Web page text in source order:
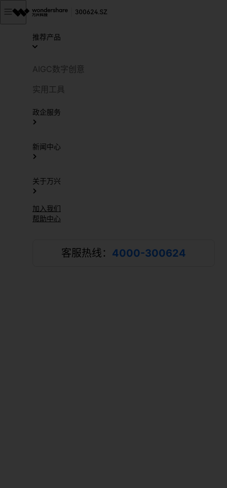
推荐产品
AIGC数字创意
实用工具
政企服务
新闻中心
关于万兴
加入我们
帮助中心
客服热线： 4000-300624